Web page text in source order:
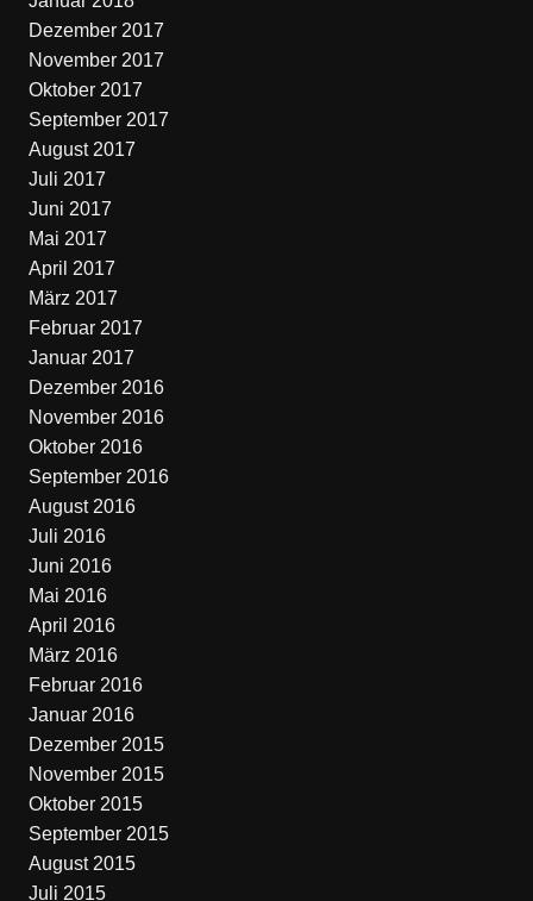
Dezember 2017
November 2017
Oktober 2017
September 2017
August 2017
Juli 2017
Juni 2017
Mai 2017
April 2017
März 2017
Februar 2017
Januar 2017
Dezember 2016
November 2016
Oktober 2016
September 2016
August 2016
Juli 2016
Juni 2016
Mai 2016
April 2016
März 2016
Februar 2016
Januar 2016
Dezember 2015
November 2015
Oktober 2015
September 2015
August 2015
Juli 2015